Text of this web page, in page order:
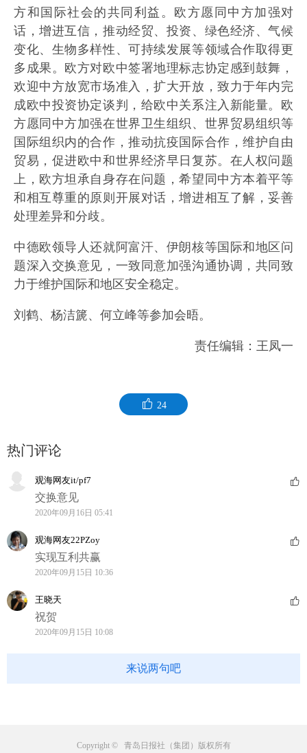
方和国际社会的共同利益。欧方愿同中方加强对
话，增进互信，推动经贸、投资、绿色经济、气候
变化、生物多样性、可持续发展等领域合作取得更
多成果。欧方对欧中签署地理标志协定感到鼓舞，
欢迎中方放宽市场准入，扩大开放，致力于年内完
成欧中投资协定谈判，给欧中关系注入新能量。欧
方愿同中方加强在世界卫生组织、世界贸易组织等
国际组织内的合作，推动抗疫国际合作，维护自由
贸易，促进欧中和世界经济早日复苏。在人权问题
上，欧方坦承自身存在问题，希望同中方本着平等
和相互尊重的原则开展对话，增进相互了解，妥善
处理差异和分歧。
中德欧领导人还就阿富汗、伊朗核等国际和地区问
题深入交换意见，一致同意加强沟通协调，共同致
力于维护国际和地区安全稳定。
刘鹤、杨洁篪、何立峰等参加会晤。
责任编辑：王凤一
24
热门评论
观海网友it/pf7
交换意见
2020年09月16日 05:41
观海网友22PZoy
实现互利共赢
2020年09月15日 10:36
王晓天
祝贺
2020年09月15日 10:08
来说两句吧
Copyright © 青岛日报社（集团）版权所有